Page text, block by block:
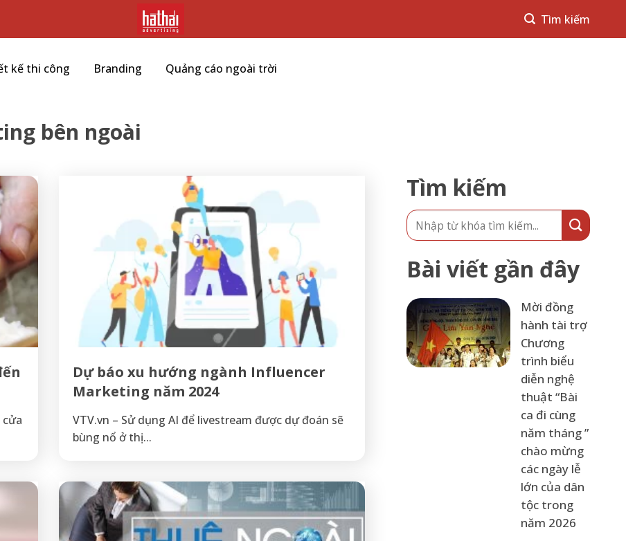
kế thi công Branding Quảng cáo ngoài trời
bên ngoài
Dự báo xu hướng ngành Influencer
Marketing năm 2024
VTV.vn – Sử dụng AI để livestream được dự đoán sẽ
bùng nổ ở thị...
Tìm kiếm
Bài viết gần đây
Mời đồng
hành tài trợ
Chương
trình biểu
diễn nghệ
thuật “Bài
ca đi cùng
năm tháng ”
chào mừng
các ngày lễ
lớn của dân
tộc trong
năm 2026